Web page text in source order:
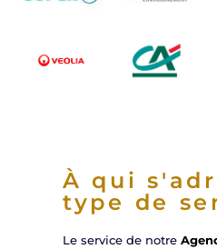
À qui
type de
Le service de notre